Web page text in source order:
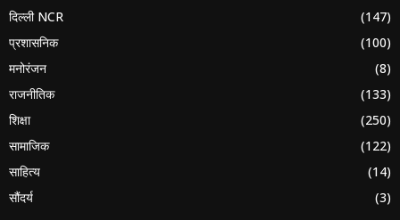
दिल्ली NCR
(147)
प्रशासनिक
(100)
मनोरंजन
(8)
राजनीतिक
(133)
शिक्षा
(250)
सामाजिक
(122)
साहित्य
(14)
सौंदर्य
(3)